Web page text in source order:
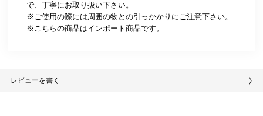
で、丁寧にお取り扱い下さい。
※ご使用の際には周囲の物との引っかかりにご注意下さい。
※こちらの商品はインポート商品です。
レビューを書く